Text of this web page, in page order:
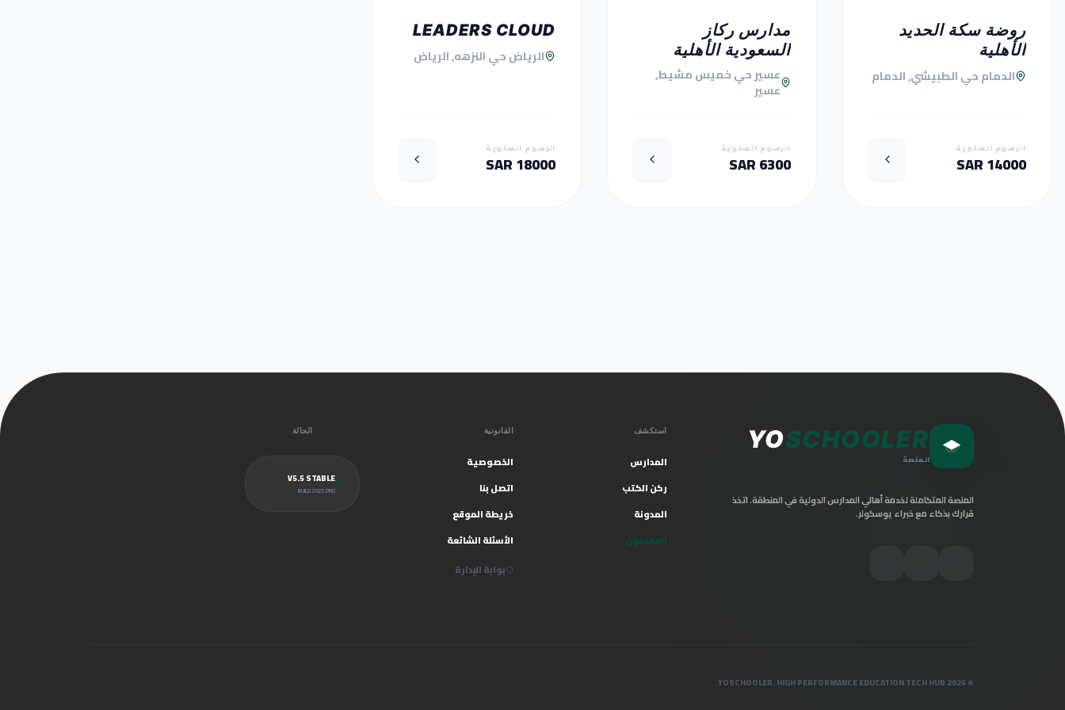
روضة سكة الحديد
الأهلية
الدمام حي الطبيشي, الدمام
الرسوم السنوية
14000 SAR
مدارس ركاز
السعودية الأهلية
عسير حي خميس مشيط,
عسير
الرسوم السنوية
6300 SAR
LEADERS CLOUD
الرياض حي النزهه, الرياض
الرسوم السنوية
18000 SAR
YOSCHOOLER
المنصة
المنصة المتكاملة لخدمة أهالي المدارس الدولية في المنطقة. اتخذ
قرارك بذكاء مع خبراء يوسكولر.
استكشف
المدارس
ركن الكتب
المدونة
المعلمون
القانونية
الخصوصية
اتصل بنا
خريطة الموقع
الأسئلة الشائعة
بوابة الإدارة
الحالة
V5.5 STABLE
BUILD 2025.PRO
© 2026 YOSCHOOLER. HIGH PERFORMANCE EDUCATION TECH HUB.